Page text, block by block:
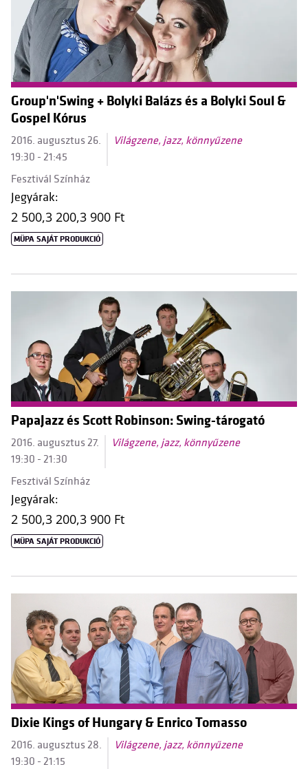
Group'n'Swing + Bolyki Balázs és a Bolyki Soul &
Gospel Kórus
2016. augusztus 26.
19:30 - 21:45
Világzene, jazz, könnyűzene
Fesztivál Színház
Jegyárak:
2 500,3 200,3 900 Ft
MÜPA SAJÁT PRODUKCIÓ
PapaJazz és Scott Robinson: Swing-tárogató
2016. augusztus 27.
19:30 - 21:30
Világzene, jazz, könnyűzene
Fesztivál Színház
Jegyárak:
2 500,3 200,3 900 Ft
MÜPA SAJÁT PRODUKCIÓ
Dixie Kings of Hungary & Enrico Tomasso
2016. augusztus 28.
19:30 - 21:15
Világzene, jazz, könnyűzene